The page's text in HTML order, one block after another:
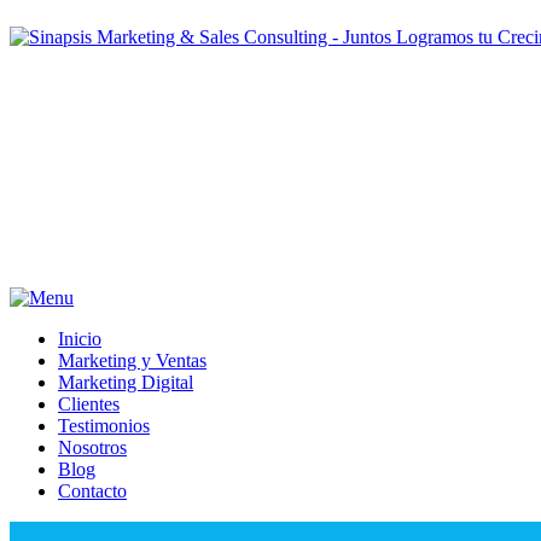
Inicio
Marketing y Ventas
Marketing Digital
Clientes
Testimonios
Nosotros
Blog
Contacto